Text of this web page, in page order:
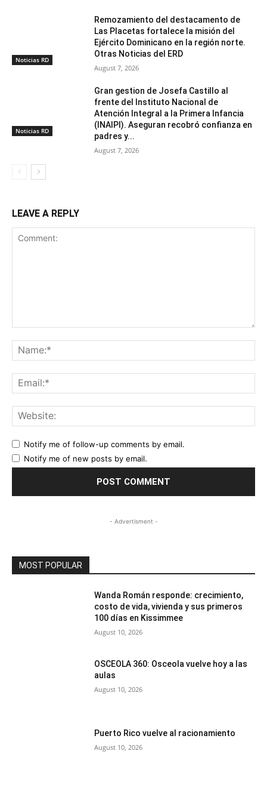
Noticias RD
Remozamiento del destacamento de
Las Placetas fortalece la misión del
Ejército Dominicano en la región norte.
Otras Noticias del ERD
August 7, 2026
Noticias RD
Gran gestion de Josefa Castillo al
frente del Instituto Nacional de
Atención Integral a la Primera Infancia
(INAIPI). Aseguran recobró confianza en
padres y...
August 7, 2026
LEAVE A REPLY
Notify me of follow-up comments by email.
Notify me of new posts by email.
- Advertisment -
MOST POPULAR
Wanda Román responde: crecimiento,
costo de vida, vivienda y sus primeros
100 días en Kissimmee
August 10, 2026
OSCEOLA 360: Osceola vuelve hoy a las
aulas
August 10, 2026
Puerto Rico vuelve al racionamiento
August 10, 2026